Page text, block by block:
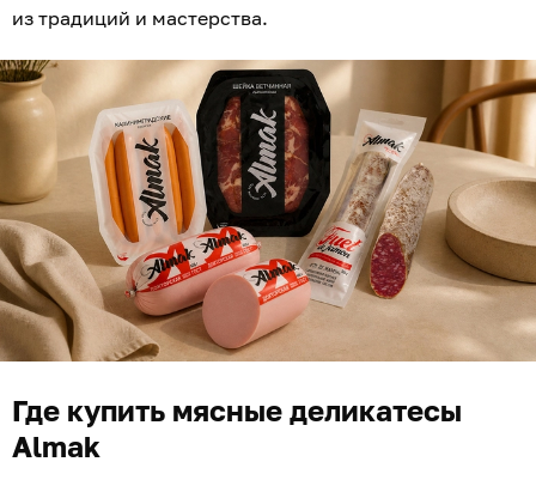
из традиций и мастерства.
Где купить мясные деликатесы
Almak